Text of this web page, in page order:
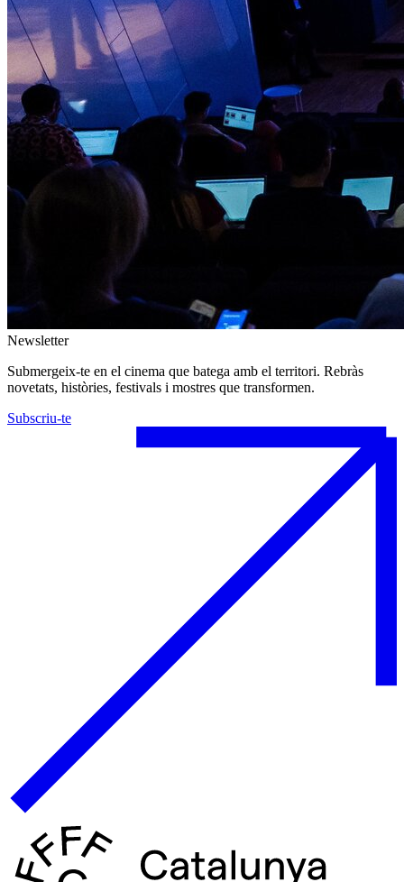
Newsletter
Submergeix-te en el cinema que batega amb el territori. Rebràs
novetats, històries, festivals i mostres que transformen.
Subscriu-te